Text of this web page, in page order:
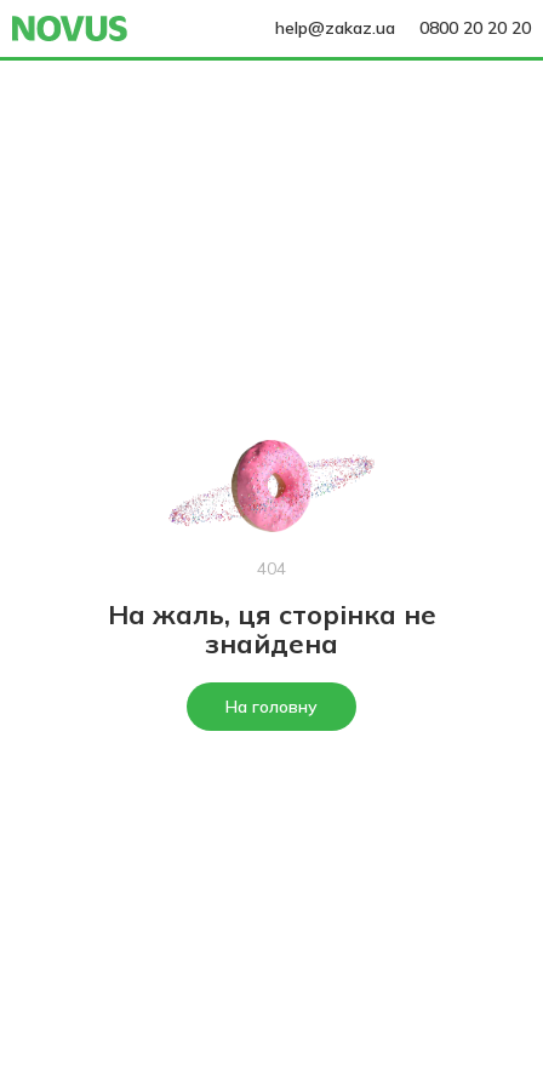
help@zakaz.ua 0800 20 20 20
404
На жаль, ця сторінка не
знайдена
На головну